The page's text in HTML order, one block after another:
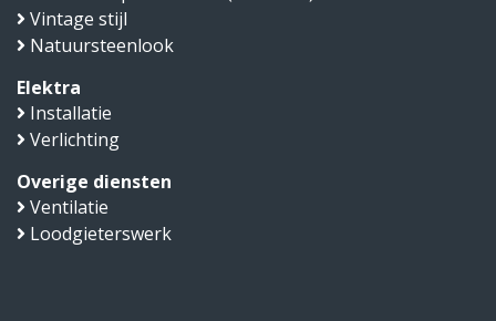
Vintage stijl
Natuursteenlook
Elektra
Installatie
Verlichting
Overige diensten
Ventilatie
Loodgieterswerk